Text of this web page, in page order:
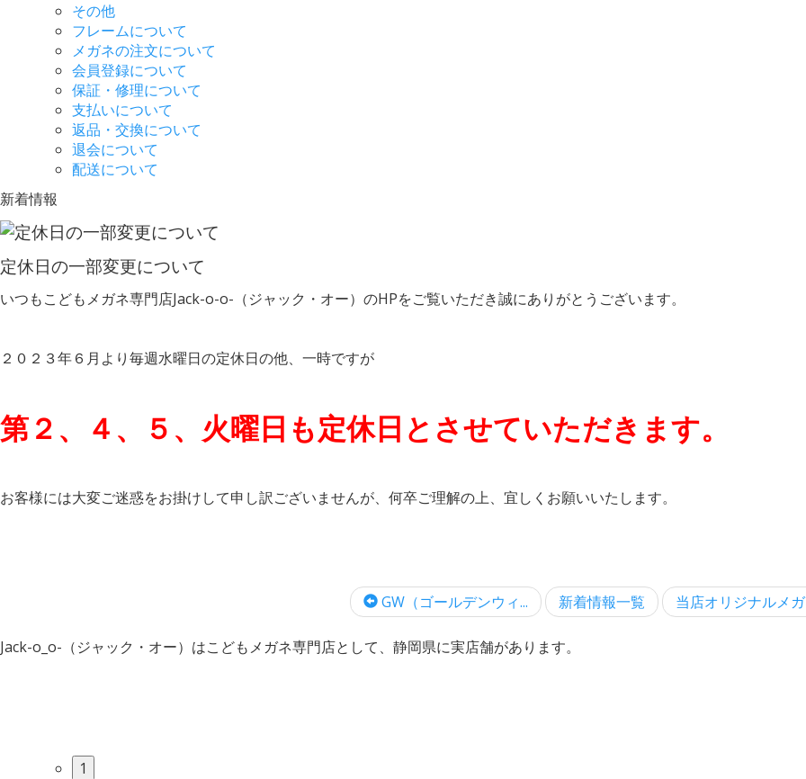
その他
フレームについて
メガネの注文について
会員登録について
保証・修理について
支払いについて
返品・交換について
退会について
配送について
新着情報
定休日の一部変更について
いつもこどもメガネ専門店Jack-o-o-（ジャック・オー）のHPをご覧いただき誠にありがとうございます。
２０２３年６月より毎週水曜日の定休日の他、一時ですが
第２、４、５、火曜日も定休日とさせていただきます。
お客様には大変ご迷惑をお掛けして申し訳ございませんが、何卒ご理解の上、宜しくお願いいたします。
GW（ゴールデンウィ... 新着情報一覧 当店オリジナルメ
Jack-o_o-（ジャック・オー）はこどもメガネ専門店として、静岡県に実店舗があります。
1